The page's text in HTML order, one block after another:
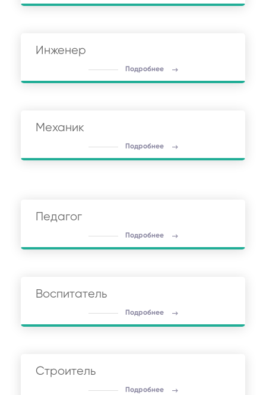
Инженер
Подробнее
Механик
Подробнее
Педагог
Подробнее
Воспитатель
Подробнее
Строитель
Подробнее